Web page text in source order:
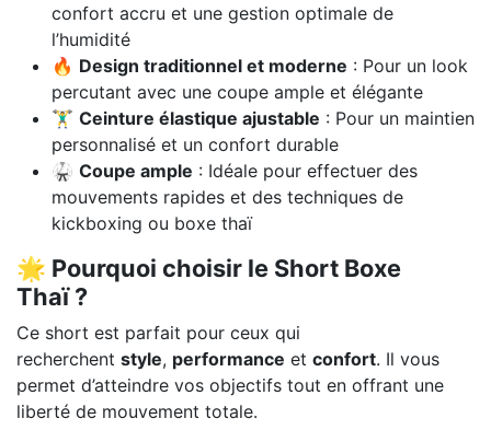
confort accru et une gestion optimale de
l’humidité
🔥 Design traditionnel et moderne : Pour un look
percutant avec une coupe ample et élégante
🏋️‍♂️ Ceinture élastique ajustable : Pour un maintien
personnalisé et un confort durable
🥋 Coupe ample : Idéale pour effectuer des
mouvements rapides et des techniques de
kickboxing ou boxe thaï
🌟 Pourquoi choisir le Short Boxe
Thaï ?
Ce short est parfait pour ceux qui
recherchent style, performance et confort. Il vous
permet d’atteindre vos objectifs tout en offrant une
liberté de mouvement totale.